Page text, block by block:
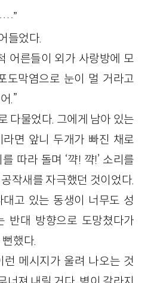
들었다.
어른들이 외가 사랑방에 모
도막염으로 눈이 멀 거라고
.”
다물었다. 그에게 남아 있는
면 앞니 두개가 빠진 채로
따라 돌며 ‘꺅! 꺅!’ 소리를
작새를 자극했던 것이었다.
고 있는 동생이 너무도 성
반대 방향으로 도망쳤다가
했다.
런 메시지가 울려 나오는 것